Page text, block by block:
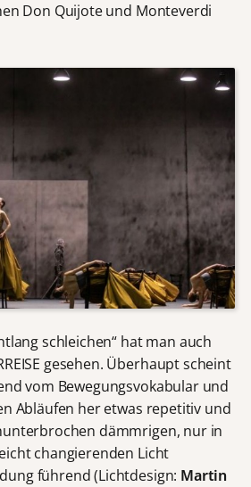
Don Quijote und Monteverdi
schleichen“ hat man auch
gesehen. Überhaupt scheint
vom Bewegungsvokabular und
Abläufen her etwas repetitiv und
dämmrigen, nur in
changierenden Licht
führend (Lichtdesign: Martin